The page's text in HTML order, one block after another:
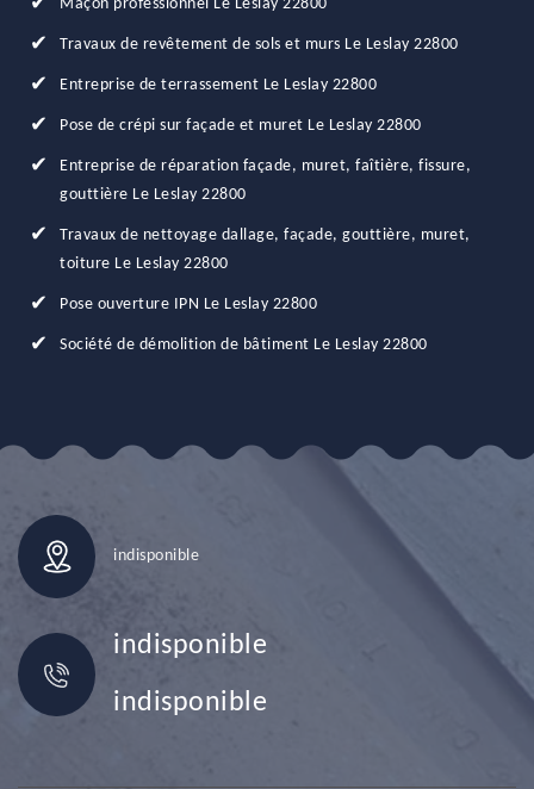
Maçon professionnel Le Leslay 22800
Travaux de revêtement de sols et murs Le Leslay 22800
Entreprise de terrassement Le Leslay 22800
Pose de crépi sur façade et muret Le Leslay 22800
Entreprise de réparation façade, muret, faîtière, fissure,
gouttière Le Leslay 22800
Travaux de nettoyage dallage, façade, gouttière, muret,
toiture Le Leslay 22800
Pose ouverture IPN Le Leslay 22800
Société de démolition de bâtiment Le Leslay 22800
indisponible
indisponible
indisponible